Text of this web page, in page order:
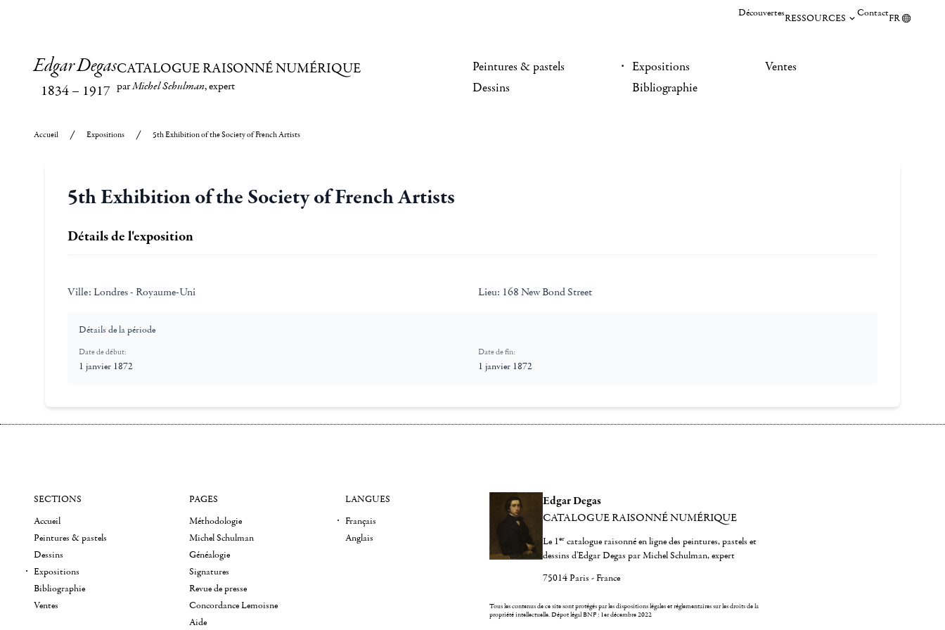
DécouvertesRESSOURCES ContactFR
Edgar Degas
1834– 1917
CATALOGUE RAISONNÉ NUMÉRIQUE
parMichel Schulman, expert
Peintures & pastels
Dessins
Expositions
Bibliographie
Ventes
Accueil Expositions 5th Exhibition of the Society of French Artists
5th Exhibition of the Society of French Artists
Détails de l'exposition
Ville: Londres - Royaume-Uni Lieu: 168 New Bond Street
Détails de la période
Date de début:
1 janvier 1872
Date de fin:
1 janvier 1872
Edgar Degas
CATALOGUE RAISONNÉ NUMÉRIQUE
Le 1er catalogue raisonné en ligne des peintures, pastels et
dessins d'Edgar Degas par Michel Schulman, expert
75014 Paris - France
Tous les contenus de ce site sont protégés par les dispositions légales et réglementaires sur les droits de la
propriété intellectuelle.Dépot légal BNF : 1er décembre 2022
SECTIONS
Accueil
Peintures & pastels
Dessins
Expositions
Bibliographie
Ventes
PAGES
Méthodologie
Michel Schulman
Généalogie
Signatures
Revue de presse
Concordance Lemoisne
Aide
LANGUES
Français
Anglais